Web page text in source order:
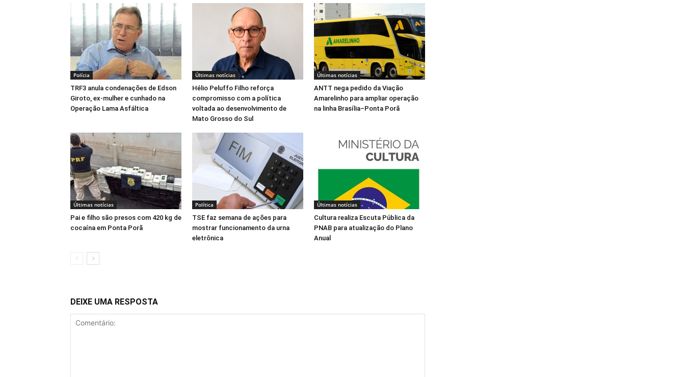
Polícia
TRF3 anula condenações de Edson
Giroto, ex-mulher e cunhado na
Operação Lama Asfáltica
Últimas notícias
Hélio Peluffo Filho reforça
compromisso com a política
voltada ao desenvolvimento de
Mato Grosso do Sul
Últimas notícias
ANTT nega pedido da Viação
Amarelinho para ampliar operação
na linha Brasília–Ponta Porã
Últimas notícias
Pai e filho são presos com 420 kg de
cocaína em Ponta Porã
Política
TSE faz semana de ações para
mostrar funcionamento da urna
eletrônica
Últimas notícias
Cultura realiza Escuta Pública da
PNAB para atualização do Plano
Anual
DEIXE UMA RESPOSTA